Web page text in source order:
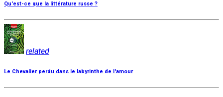
Qu'est-ce que la littérature russe ?
related
Le Chevalier perdu dans le labyrinthe de l'amour